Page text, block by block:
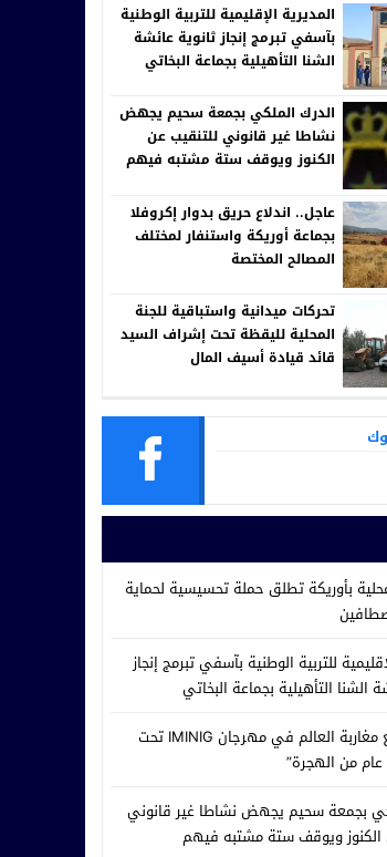
المديرية الإقليمية للتربية الوطنية
بآسفي تبرمج إنجاز ثانوية عائشة
الشنا التأهيلية بجماعة البخاتي
الدرك الملكي بجمعة سحيم يجهض
نشاطا غير قانوني للتنقيب عن
الكنوز ويوقف ستة مشتبه فيهم
عاجل.. اندلاع حريق بدوار إكروفلا
بجماعة أوريكة واستنفار لمختلف
المصالح المختصة
تحركات ميدانية واستباقية للجنة
المحلية لليقظة تحت إشراف السيد
قائد قيادة أسيف المال
بأوريكة تطلق حملة تحسيسية لحماية
للتربية الوطنية بآسفي تبرمج إنجاز
الشنا التأهيلية بجماعة البخاتي
أكادير تجمع مغاربة العالم في مهرجان IMINIG تحت
عام من الهجرة”
بجمعة سحيم يجهض نشاطا غير قانوني
الكنوز ويوقف ستة مشتبه فيهم